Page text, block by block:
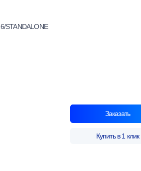
STANDALONE
Заказать
Купить в 1 клик